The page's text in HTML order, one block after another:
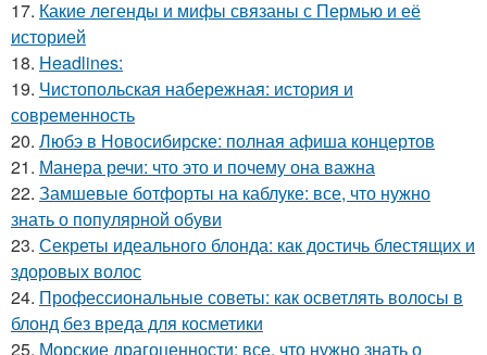
17. Какие легенды и мифы связаны с Пермью и её
историей
18. Headlines:
19. Чистопольская набережная: история и
современность
20. Любэ в Новосибирске: полная афиша концертов
21. Манера речи: что это и почему она важна
22. Замшевые ботфорты на каблуке: все, что нужно
знать о популярной обуви
23. Секреты идеального блонда: как достичь блестящих и
здоровых волос
24. Профессиональные советы: как осветлять волосы в
блонд без вреда для косметики
25. Морские драгоценности: все, что нужно знать о